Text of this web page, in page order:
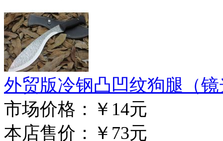
外贸版冷钢凸凹纹狗腿（
市场价格： ￥14元
本店售价： ￥73元